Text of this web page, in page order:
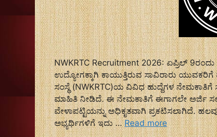
NWKRTC Recruitment 2026: ಏಪ್ರಿಲ್ 9ರಂದು
ಉದ್ಯೋಗಕ್ಕಾಗಿ ಕಾಯುತ್ತಿರುವ ಸಾವಿರಾರು
ಸಂಸ್ಥೆ (NWKRTC)ಯ ವಿವಿಧ ಹುದ್ದೆಗಳ ನೇಮಕಾತಿಗೆ
ಮಾಹಿತಿ ನೀಡಿದೆ. ಈ ನೇಮಕಾತಿಗೆ ಈಗಾಗಲೇ ಅರ್ಜಿ
ವೇಳಾಪಟ್ಟಿಯನ್ನು ಅಧಿಕೃತವಾಗಿ ಪ್ರಕಟಿಸಲಾಗಿದೆ.
ಅಭ್ಯರ್ಥಿಗಳಿಗೆ ಇದು …Read more